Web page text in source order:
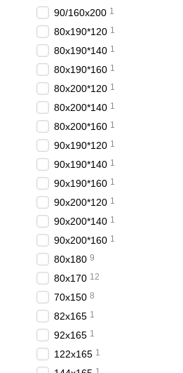
90/160х200 1
80х190*120 1
80х190*140 1
80х190*160 1
80х200*120 1
80х200*140 1
80х200*160 1
90х190*120 1
90х190*140 1
90х190*160 1
90х200*120 1
90х200*140 1
90х200*160 1
80х180 9
80х170 12
70х150 8
82х165 1
92х165 1
122х165 1